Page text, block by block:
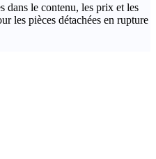
dans le contenu, les prix et les
les pièces détachées en rupture